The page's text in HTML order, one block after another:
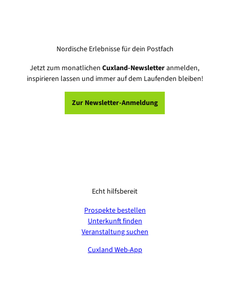
Nordische Erlebnisse für dein Postfach
Jetzt zum monatlichenCuxland-Newsletteranmelden,
inspirieren lassen und immer auf dem Laufenden bleiben!
Zur Newsletter-Anmeldung
Echt hilfsbereit
Prospekte bestellen
Unterkunft finden
Veranstaltung suchen
Cuxland Web-App